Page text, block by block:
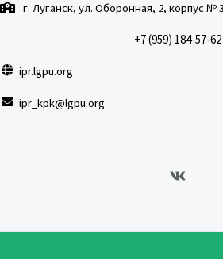
г. Луганск, ул. Оборонная, 2, корпус №
+7 (959) 184-57-62
ipr.lgpu.org
ipr_kpk@lgpu.org